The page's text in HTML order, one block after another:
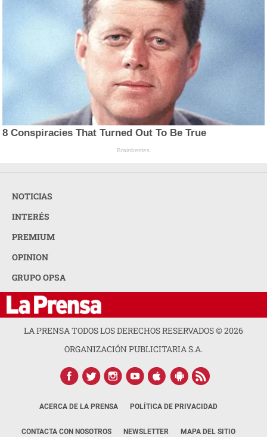
8 Conspiracies That Turned Out To Be True
Brainberries
NOTICIAS
INTERÉS
PREMIUM
OPINION
GRUPO OPSA
LA PRENSA TODOS LOS DERECHOS RESERVADOS ©2026
ORGANIZACIÓN PUBLICITARIA S.A.
ACERCA DE LA PRENSA POLÍTICA DE PRIVACIDAD
CONTACTA CON NOSOTROS NEWSLETTER MAPA DEL SITIO